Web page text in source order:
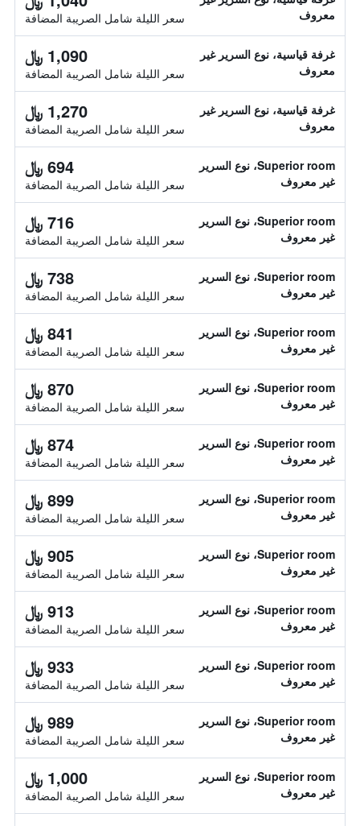
معروف
سعر الليلة شامل الصريبة المضافة
غرفة قياسية، نوع السرير غير
معروف
1,090 ﷼
سعر الليلة شامل الصريبة المضافة
غرفة قياسية، نوع السرير غير
معروف
1,270 ﷼
سعر الليلة شامل الصريبة المضافة
Superior room، نوع السرير
غير معروف
694 ﷼
سعر الليلة شامل الصريبة المضافة
Superior room، نوع السرير
غير معروف
716 ﷼
سعر الليلة شامل الصريبة المضافة
Superior room، نوع السرير
غير معروف
738 ﷼
سعر الليلة شامل الصريبة المضافة
Superior room، نوع السرير
غير معروف
841 ﷼
سعر الليلة شامل الصريبة المضافة
Superior room، نوع السرير
غير معروف
870 ﷼
سعر الليلة شامل الصريبة المضافة
Superior room، نوع السرير
غير معروف
874 ﷼
سعر الليلة شامل الصريبة المضافة
Superior room، نوع السرير
غير معروف
899 ﷼
سعر الليلة شامل الصريبة المضافة
Superior room، نوع السرير
غير معروف
905 ﷼
سعر الليلة شامل الصريبة المضافة
Superior room، نوع السرير
غير معروف
913 ﷼
سعر الليلة شامل الصريبة المضافة
Superior room، نوع السرير
غير معروف
933 ﷼
سعر الليلة شامل الصريبة المضافة
Superior room، نوع السرير
غير معروف
989 ﷼
سعر الليلة شامل الصريبة المضافة
Superior room، نوع السرير
غير معروف
1,000 ﷼
سعر الليلة شامل الصريبة المضافة